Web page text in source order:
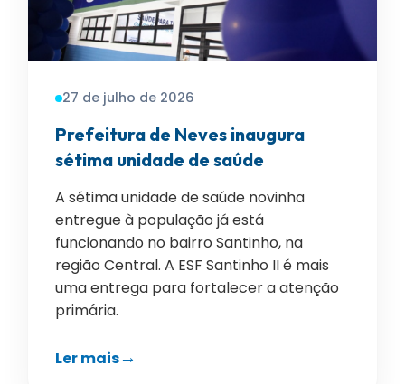
27 de julho de 2026
Prefeitura de Neves inaugura
sétima unidade de saúde
A sétima unidade de saúde novinha
entregue à população já está
funcionando no bairro Santinho, na
região Central. A ESF Santinho II é mais
uma entrega para fortalecer a atenção
primária.
Ler mais